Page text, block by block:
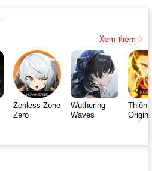
Xem thêm
Zenless Zone
Zero
Wuthering
Waves
Thiên
Origin